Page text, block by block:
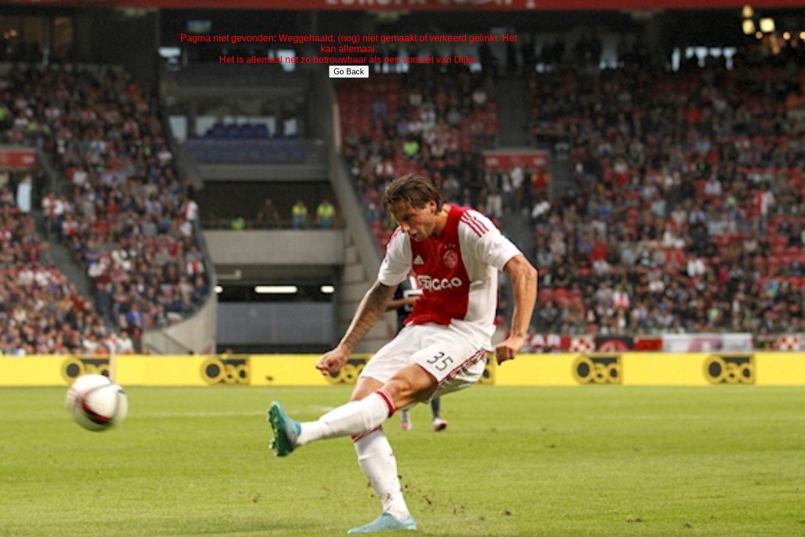
Pagina niet gevonden: Weggehaald, (nog) niet gemaakt of verkeerd gelinkt. Het
kan allemaal.
Het is allemaal net zo betrouwbaar als een voorzet van Dijks.
Go Back